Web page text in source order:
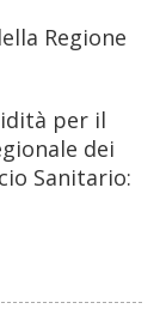
Regione
per il
dei
Sanitario: